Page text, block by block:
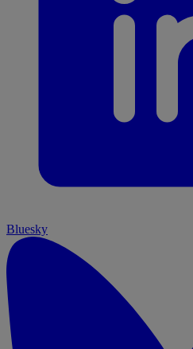
Bluesky